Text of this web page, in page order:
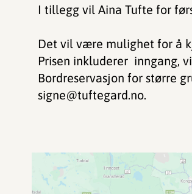
I tillegg vil Aina Tufte for
Det vil være mulighet for å
Prisen inkluderer inngang,
Bordreservasjon for større
signe@tuftegard.no.